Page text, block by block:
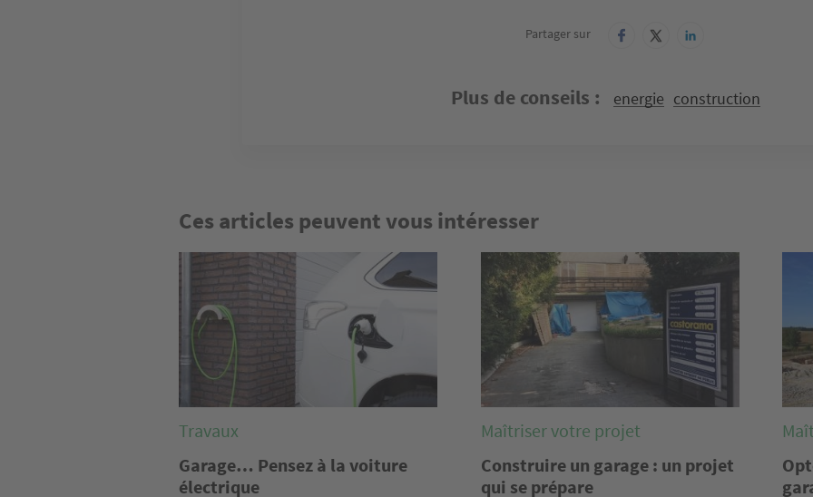
Partager sur
Plus de conseils energie construction
Ces articles peuvent vous intéresser
Travaux
Garage… Pensez à la voiture
électrique
Image
Maîtriser votre projet
Construire un garage : un projet
qui se prépare